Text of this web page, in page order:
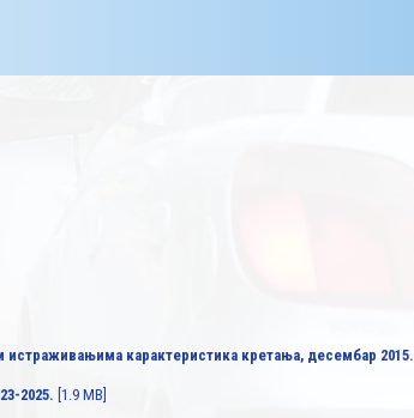
карактеристика кретања, десембар 2015.
2025. [1.9 MB]